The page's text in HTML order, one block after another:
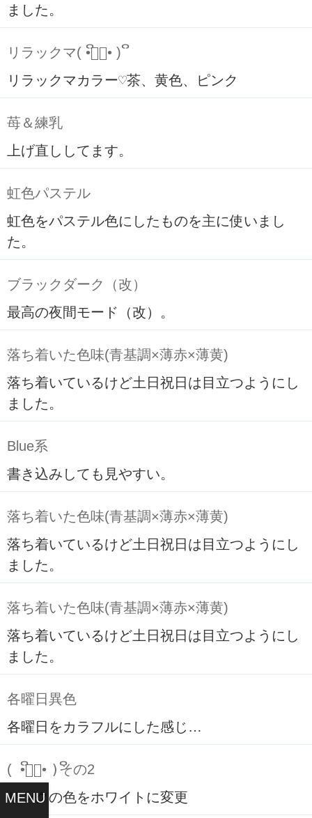
MENU
ました。
リラックマ( ິ•ᆺ⃘• )ິ
リラックマカラー♡茶、黄色、ピンク
苺＆練乳
上げ直ししてます。
虹色パステル
虹色をパステル色にしたものを主に使いまし
た。
ブラックダーク（改）
最高の夜間モード（改）。
落ち着いた色味(青基調×薄赤×薄黄)
落ち着いているけど土日祝日は目立つようにし
ました。
Blue系
書き込みしても見やすい。
落ち着いた色味(青基調×薄赤×薄黄)
落ち着いているけど土日祝日は目立つようにし
ました。
落ち着いた色味(青基調×薄赤×薄黄)
落ち着いているけど土日祝日は目立つようにし
ました。
各曜日異色
各曜日をカラフルにした感じ…
( ິ•ᆺ⃘• )ິその2
リンクの色をホワイトに変更